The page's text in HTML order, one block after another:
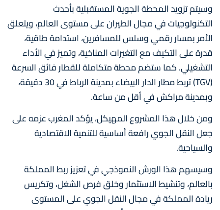
وسيتم تزويد المحطة الجوية المستقبلية بأحدث
التكنولوجيات في مجال الطيران على مستوى العالم، ويتعلق
الأمر بمسار رقمي وسلس للمسافرين، استدامة طاقية،
قدرة على التكيف مع التغيرات المناخية، وتميز في الأداء
التشغيلي. كما ستضم محطة متكاملة للقطار فائق السرعة
(TGV) تربط مطار الدار البيضاء بمدينة الرباط في 30 دقيقة،
وبمدينة مراكش في أقل من ساعة.
ومن خلال هذا المشروع المهيكل، يؤكد المغرب عزمه على
جعل النقل الجوي رافعة أساسية للتنمية الاقتصادية
والسياحية.
وسيسهم هذا الورش النموذجي في تعزيز ربط المملكة
بالعالم، وتنشيط الاستثمار وخلق فرص الشغل، وتكريس
ريادة المملكة في مجال النقل الجوي على المستوى